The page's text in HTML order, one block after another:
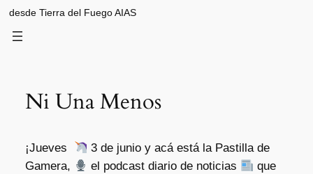
desde Tierra del Fuego AIAS
Ni Una Menos
¡Jueves
3 de junio y acá está la Pastilla de
Gamera,
el podcast diario de noticias
que